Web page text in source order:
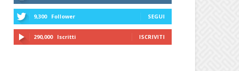
9,300 Follower SEGUI
290,000 Iscritti ISCRIVITI